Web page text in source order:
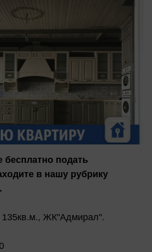
бесплатно подать
в нашу рубрику
.
135кв.м., ЖК"Адмирал".